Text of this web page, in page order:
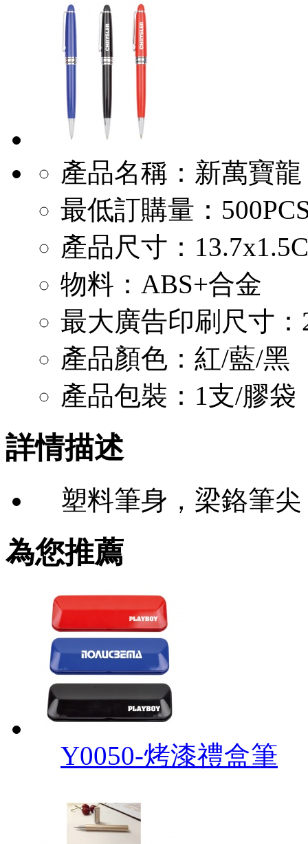
產品名稱：新萬寶龍
最低訂購量：
產品尺寸：
物料：ABS+合金
最大廣告印刷尺寸：
產品顏色：紅/藍/黑
產品包裝：1支/膠袋
詳情描述
塑料筆身，梁鉻筆
為您推薦
Y0050-烤漆禮盒筆